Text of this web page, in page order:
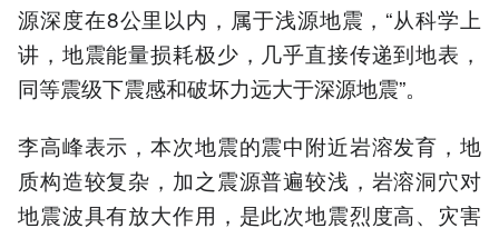
源深度在8公里以内，属于浅源地震，“从科学上
讲，地震能量损耗极少，几乎直接传递到地表，
同等震级下震感和破坏力远大于深源地震”。
李高峰表示，本次地震的震中附近岩溶发育，地
质构造较复杂，加之震源普遍较浅，岩溶洞穴对
地震波具有放大作用，是此次地震烈度高、灾害